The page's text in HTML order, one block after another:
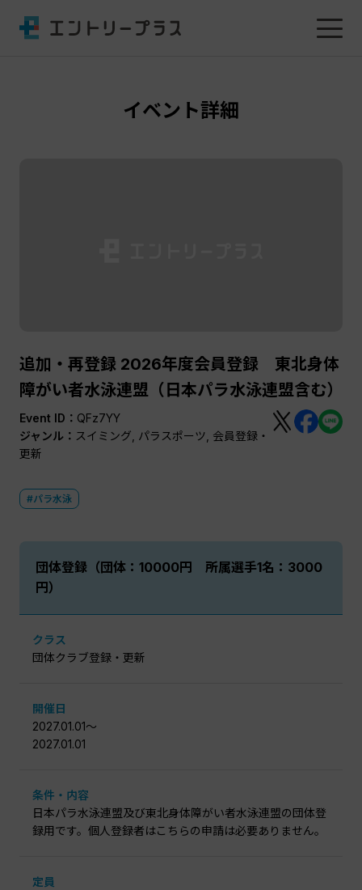
イベント詳細
追加・再登録 2026年度会員登録 東北身体
障がい者水泳連盟（日本パラ水泳連盟含む）
Event ID： QFz7YY
ジャンル： スイミング, パラスポーツ, 会員登録・
更新
#パラ水泳
団体登録（団体：10000円 所属選手1名：3000
円）
クラス
団体クラブ登録・更新
開催日
2027.01.01〜
2027.01.01
条件・内容
日本パラ水泳連盟及び東北身体障がい者水泳連盟の団体登
録用です。個人登録者はこちらの申請は必要ありません。
定員